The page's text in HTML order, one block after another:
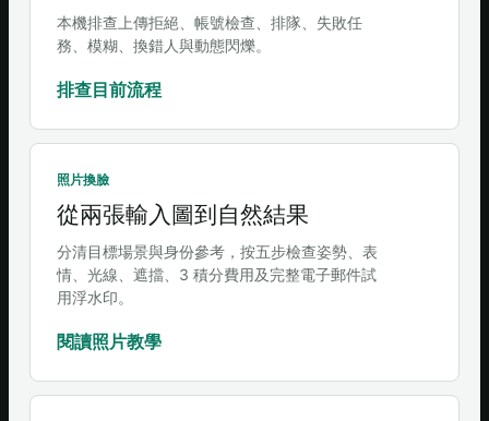
本機排查上傳拒絕、帳號檢查、排隊、失敗任
務、模糊、換錯人與動態閃爍。
排查目前流程
照片換臉
從兩張輸入圖到自然結果
分清目標場景與身份參考，按五步檢查姿勢、表
情、光線、遮擋、3 積分費用及完整電子郵件試
用浮水印。
閱讀照片教學